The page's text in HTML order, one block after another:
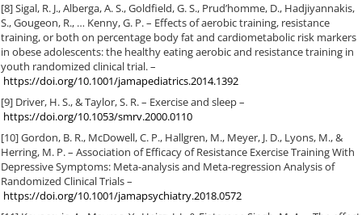
[8] Sigal, R. J., Alberga, A. S., Goldfield, G. S., Prud’homme, D., Hadjiyannakis,
S., Gougeon, R., … Kenny, G. P. – Effects of aerobic training, resistance
training, or both on percentage body fat and cardiometabolic risk markers
in obese adolescents: the healthy eating aerobic and resistance training in
youth randomized clinical trial. –
https://doi.org/10.1001/jamapediatrics.2014.1392
[9] Driver, H. S., & Taylor, S. R. – Exercise and sleep –
https://doi.org/10.1053/smrv.2000.0110
[10] Gordon, B. R., McDowell, C. P., Hallgren, M., Meyer, J. D., Lyons, M., &
Herring, M. P. – Association of Efficacy of Resistance Exercise Training With
Depressive Symptoms: Meta-analysis and Meta-regression Analysis of
Randomized Clinical Trials –
https://doi.org/10.1001/jamapsychiatry.2018.0572